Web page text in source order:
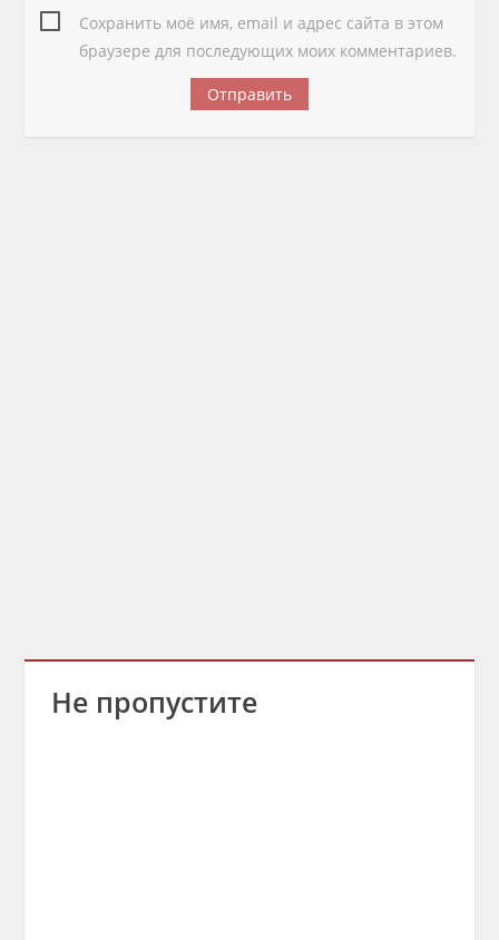
Сохранить моё имя, email и адрес сайта в этом
браузере для последующих моих комментариев.
Не пропустите